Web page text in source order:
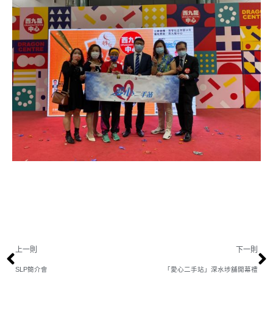
上一則
SLP簡介會
下一則
「愛心二手站」深水埗舖開幕禮